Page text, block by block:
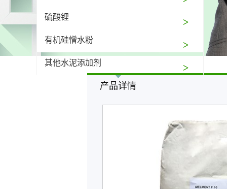
硫酸锂
有机硅憎水粉
其他水泥添加剂
产品详情